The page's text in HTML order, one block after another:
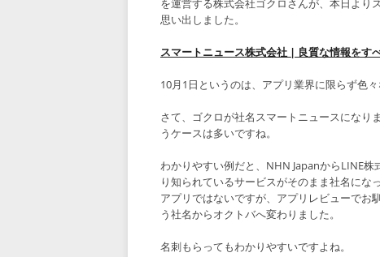
思い出しました。
スマートニュース株式会社 | 良質な情報をす
10月1日というのは、アプリ業界に限らず色
さて、ゴクロが社名スマートニュースになり
うケースは多いですね。
わかりやすい例だと、NHN JapanからLINE
り知られているサービスがそのまま社名にな
アプリではないですが、アプリレビューでお
う社名からオクトバへ変わりました。
名刺もらってもわかりやすいですよね。